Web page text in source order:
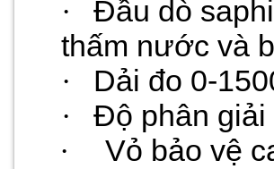
·
Đầu dò
thấm nước và
·
Dải đo 0-
·
Độ phân giải
·
Vỏ bảo vệ